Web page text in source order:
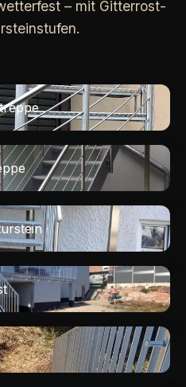
– mit Gitterrost-